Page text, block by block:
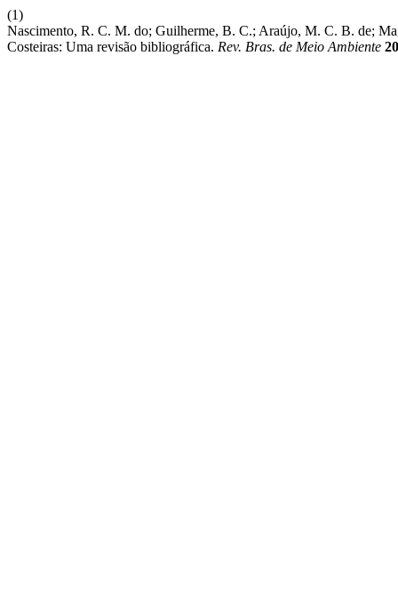
(1)
Nascimento, R. C. M. do; Guilherme, B. C.; Araújo, M. C. B. de;
Costeiras: Uma revisão bibliográfica. Rev. Bras. de Meio Ambiente